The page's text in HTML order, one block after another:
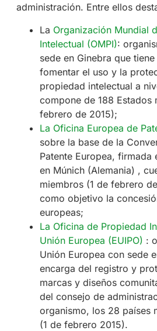
administración. Entre ellos
La Organización Mundial
Intelectual (OMPI):
sede en Ginebra que
fomentar el uso y la
propiedad intelectual a
compone de 188 Estados
febrero de 2015);
La Oficina Europea de
sobre la base de la
Patente Europea, firmada
en Múnich (Alemania) ,
miembros (1 de febrero
como objetivo la
europeas;
La Oficina de Propiedad
Unión Europea (EUIPO) :
Unión Europea con sede
encarga del registro y
marcas y diseños
del consejo de
organismo, los 28 países
(1 de febrero 2015).